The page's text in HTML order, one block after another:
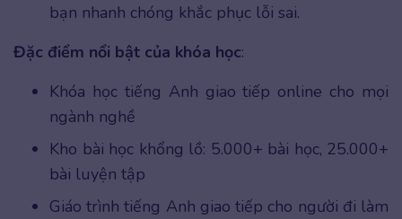
bạn nhanh chóng khắc phục lỗi sai.
Đặc điểm nổi bật của khóa học:
Khóa học tiếng Anh giao tiếp online cho mọi
ngành nghề
Kho bài học khổng lồ: 5.000+ bài học, 25.000+
bài luyện tập
Giáo trình tiếng Anh giao tiếp cho người đi làm